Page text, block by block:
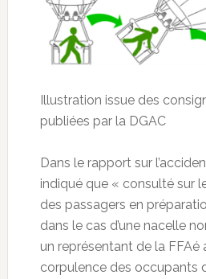
Illustration issue des
publiées par la DGAC
Dans le rapport sur
indiqué que « consulté sur
des passagers en
dans le cas d’une nacelle
un représentant de la FFAé
corpulence des occupants